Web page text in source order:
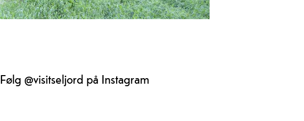
Følg @visitseljord på Instagram